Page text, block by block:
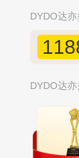
DYDO达
DYDO达